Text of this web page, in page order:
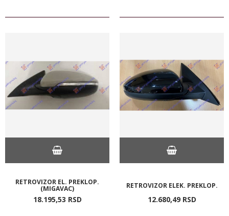
RETROVIZOR EL. PREKLOP.
(MIGAVAC)
18.195,53 RSD
RETROVIZOR ELEK. PREKLOP.
12.680,49 RSD